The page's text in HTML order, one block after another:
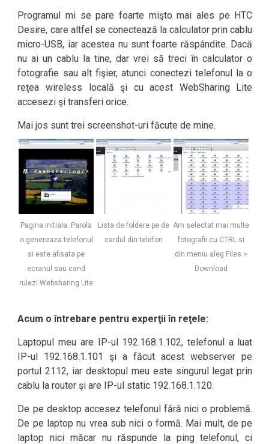
Programul mi se pare foarte mişto mai ales pe HTC
Desire, care altfel se conectează la calculator prin cablu
micro-USB, iar acestea nu sunt foarte răspândite. Dacă
nu ai un cablu la tine, dar vrei să treci în calculator o
fotografie sau alt fişier, atunci conectezi telefonul la o
reţea wireless locală şi cu acest WebSharing Lite
accesezi şi transferi orice.
Mai jos sunt trei screenshot-uri făcute de mine.
Pagina initiala. Parola
o genereaza telefonul
si este afisata pe
ecranul sau cand
rulezi Websharing Lite
Lista de foldere pe de
cardul din telefon
Am selectat mai multe
fotografii cu CTRL si
din meniu aleg Files >
Download
Acum o întrebare pentru experţii în reţele:
Laptopul meu are IP-ul 192.168.1.102, telefonul a luat
IP-ul 192.168.1.101 şi a făcut acest webserver pe
portul 2112, iar desktopul meu este singurul legat prin
cablu la router şi are IP-ul static 192.168.1.120.
De pe desktop accesez telefonul fără nici o problemă.
De pe laptop nu vrea sub nici o formă. Mai mult, de pe
laptop nici măcar nu răspunde la ping telefonul, ci